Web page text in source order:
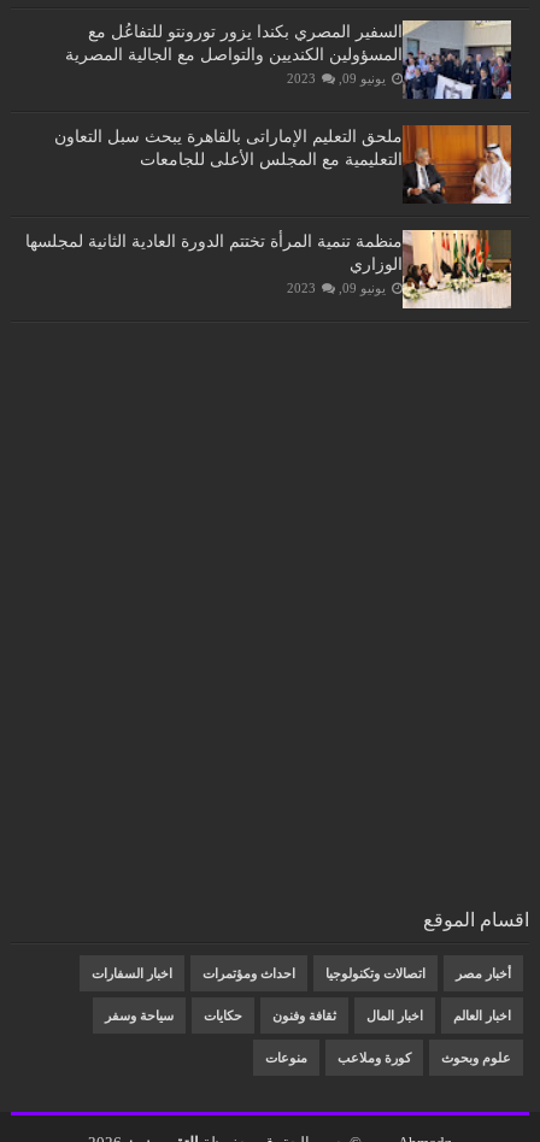
السفير المصري بكندا يزور تورونتو للتفاعُل مع
المسؤولين الكنديين والتواصل مع الجالية المصرية
يونيو 09, 2023
ملحق التعليم الإماراتى بالقاهرة يبحث سبل التعاون
التعليمية مع المجلس الأعلى للجامعات
منظمة تنمية المرأة تختتم الدورة العادية الثانية لمجلسها
الوزاري
يونيو 09, 2023
اقسام الموقع
أخبار مصر اتصالات وتكنولوجيا احداث ومؤتمرات اخبار السفارات
اخبار العالم اخبار المال ثقافة وفنون حكايات سياحة وسفر
علوم وبحوث كورة وملاعب منوعات